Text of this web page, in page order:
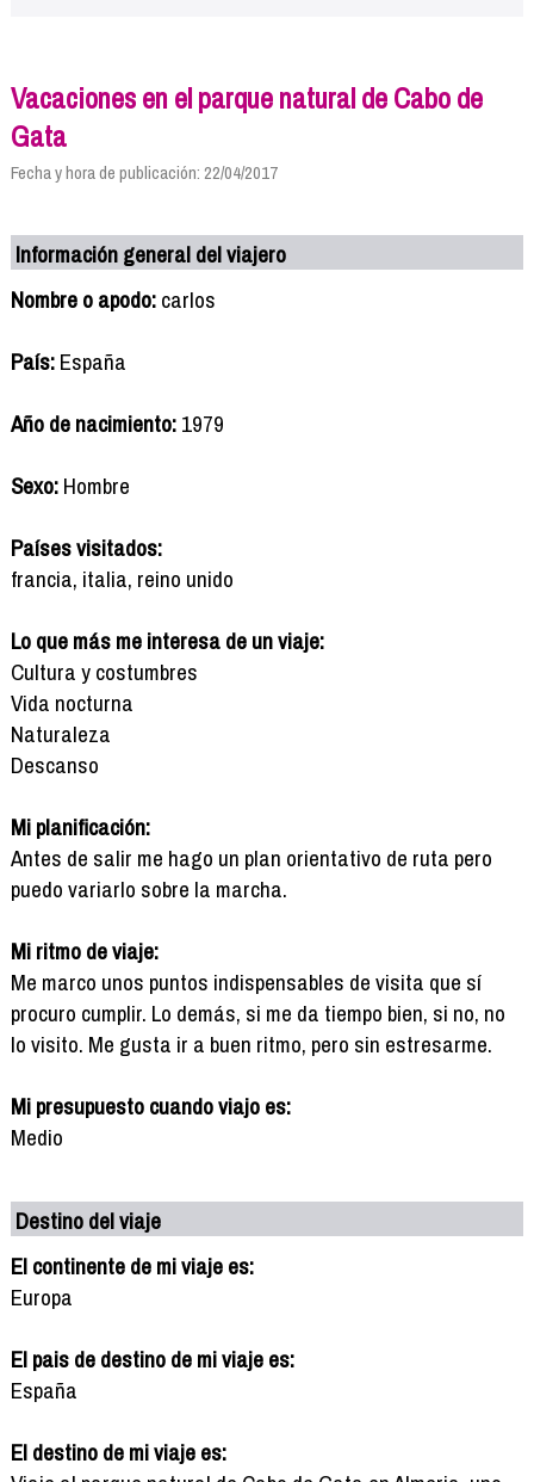
Vacaciones en el parque natural de Cabo de
Gata
Fecha y hora de publicación: 22/04/2017
Información general del viajero
Nombre o apodo:carlos
País:España
Año de nacimiento:1979
Sexo:Hombre
Países visitados:
francia, italia, reino unido
Lo que más me interesa de un viaje:
Cultura y costumbres
Vida nocturna
Naturaleza
Descanso
Mi planificación:
Antes de salir me hago un plan orientativo de ruta pero
puedo variarlo sobre la marcha.
Mi ritmo de viaje:
Me marco unos puntos indispensables de visita que sí
procuro cumplir. Lo demás, si me da tiempo bien, si no, no
lo visito. Me gusta ir a buen ritmo, pero sin estresarme.
Mi presupuesto cuando viajo es:
Medio
Destino del viaje
El continente de mi viaje es:
Europa
El pais de destino de mi viaje es:
España
El destino de mi viaje es: